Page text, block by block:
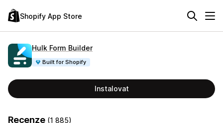
Shopify App Store
Hulk Form Builder
Built for Shopify
Instalovat
Recenze (1 885)